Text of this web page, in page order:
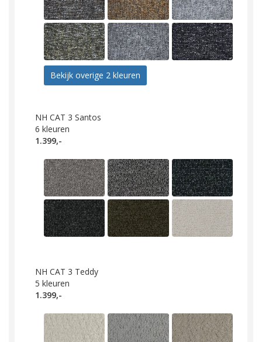
Bekijk overige 2 kleuren
NH CAT 3 Santos
6 kleuren
1.399,-
NH CAT 3 Teddy
5 kleuren
1.399,-